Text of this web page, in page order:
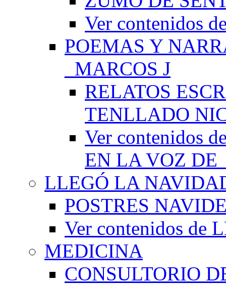
Ver contenidos
POEMAS Y
_MARCOS J
RELATOS
TENLLADO
Ver contenidos
EN LA VOZ DE
LLEGÓ LA
POSTRES
Ver contenidos de
MEDICINA
CONSULTORIO